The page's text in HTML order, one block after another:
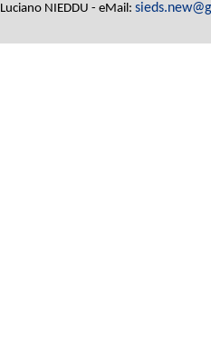
Luciano NIEDDU - eMail: